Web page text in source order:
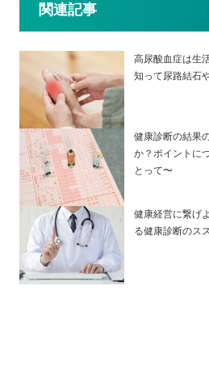
関連記事
高尿酸血症は生
知って尿路結石
健康診断の結果
か？ポイントに
とって〜
健康経営に繋げ
る健康診断のス